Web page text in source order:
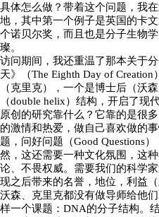
具体怎么做？带着这个问题，我
地，其中第一个例子是英国的卡
个诺贝尔奖，而且也是分子生物
璨。
访问期间，我还重温了那本关于
天》（The Eighth Day of
（克里克），一个是博士后（沃
（double helix）结构，开启了现
原创的研究靠什么？它靠的是很
的激情和热爱，做自己喜欢做的
题，问好问题（Good Questions
然，这还需要一种文化氛围，这
论、不畏权威。需要我们的科学
现之后带来的名誉，地位，利益
沃森、克里克都没有做导师给他
样一个课题：DNA的分子结构。